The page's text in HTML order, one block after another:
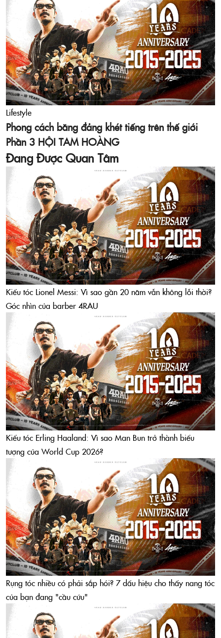
Lifestyle
Phong cách băng đảng khét tiếng trên thế giới
Phần 3 HỘI TAM HOÀNG
Đang Được Quan Tâm
Kiểu tóc Lionel Messi: Vì sao gần 20 năm vẫn không lỗi thời?
Góc nhìn của barber 4RAU
Kiểu tóc Erling Haaland: Vì sao Man Bun trở thành biểu
tượng của World Cup 2026?
Rụng tóc nhiều có phải sắp hói? 7 dấu hiệu cho thấy nang tóc
của bạn đang "cầu cứu"